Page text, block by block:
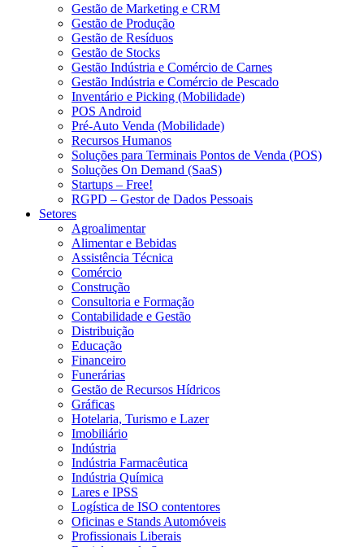
Gestão de Marketing e CRM
Gestão de Produção
Gestão de Resíduos
Gestão de Stocks
Gestão Indústria e Comércio de Carnes
Gestão Indústria e Comércio de Pescado
Inventário e Picking (Mobilidade)
POS Android
Pré-Auto Venda (Mobilidade)
Recursos Humanos
Soluções para Terminais Pontos de Venda (POS)
Soluções On Demand (SaaS)
Startups – Free!
RGPD – Gestor de Dados Pessoais
Setores
Agroalimentar
Alimentar e Bebidas
Assistência Técnica
Comércio
Construção
Consultoria e Formação
Contabilidade e Gestão
Distribuição
Educação
Financeiro
Funerárias
Gestão de Recursos Hídricos
Gráficas
Hotelaria, Turismo e Lazer
Imobiliário
Indústria
Indústria Farmacêutica
Indústria Química
Lares e IPSS
Logística de ISO contentores
Oficinas e Stands Automóveis
Profissionais Liberais